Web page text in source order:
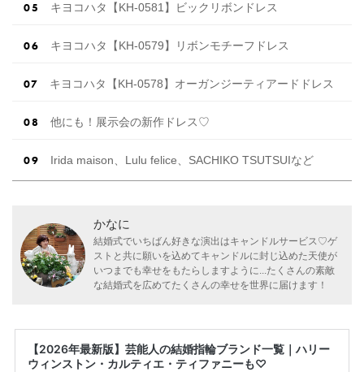
キヨコハタ【KH-0581】ビックリボンドレス
キヨコハタ【KH-0579】リボンモチーフドレス
キヨコハタ【KH-0578】オーガンジーティアードドレス
他にも！展示会の新作ドレス♡
Irida maison、Lulu felice、SACHIKO TSUTSUIなど
かなに
結婚式でいちばん好きな演出はキャンドルサービス♡ゲ
ストと共に願いを込めてキャンドルに封じ込めた天使が
いつまでも幸せをもたらしますように...たくさんの素敵
な結婚式を広めてたくさんの幸せを世界に届けます！
【2026年最新版】芸能人の結婚指輪ブランド一覧｜ハリー
ウィンストン・カルティエ・ティファニーも♡